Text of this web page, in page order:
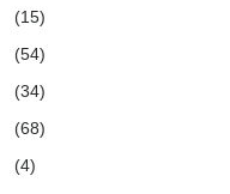
(15)
(54)
(34)
(68)
(4)